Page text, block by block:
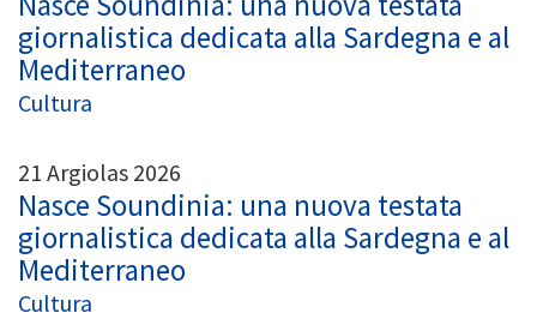
giornalistica dedicata alla Sardegna e al
Mediterraneo
Cultura
21 Argiolas 2026
Nasce Soundinia: una nuova testata
giornalistica dedicata alla Sardegna e al
Mediterraneo
Cultura